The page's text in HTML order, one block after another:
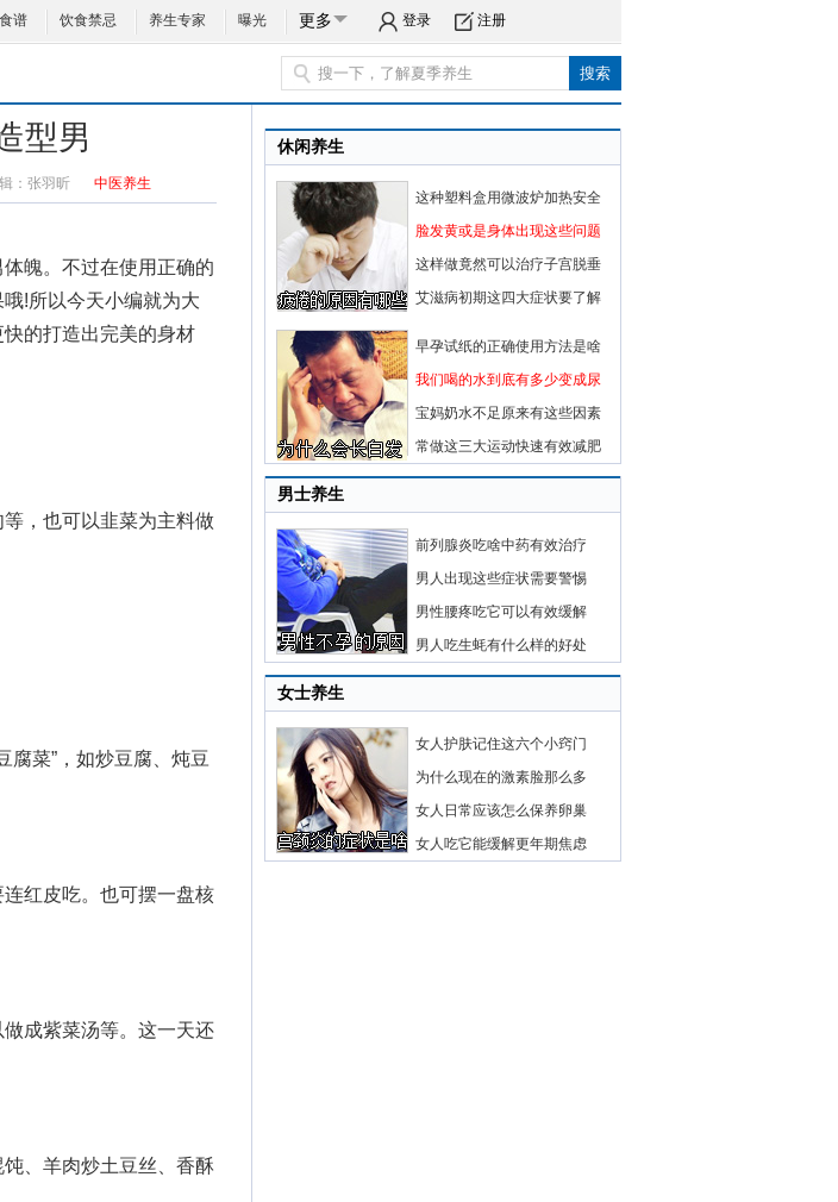
谱 饮食禁忌 养生专家 曝光 更多 登录 注册
型男
： 张羽昕 中医养生
魄。不过在使用正确的
!所以今天小编就为大
的打造出完美的身材
，也可以韭菜为主料做
菜”，如炒豆腐、炖豆
红皮吃。也可摆一盘核
成紫菜汤等。这一天还
、羊肉炒土豆丝、香酥
休闲养生
这种塑料盒用微波炉加热安全
脸发黄或是身体出现这些问题
这样做竟然可以治疗子宫脱垂
艾滋病初期这四大症状要了解
早孕试纸的正确使用方法是啥
我们喝的水到底有多少变成尿
宝妈奶水不足原来有这些因素
常做这三大运动快速有效减肥
男士养生
前列腺炎吃啥中药有效治疗
男人出现这些症状需要警惕
男性腰疼吃它可以有效缓解
男人吃生蚝有什么样的好处
女士养生
女人护肤记住这六个小窍门
为什么现在的激素脸那么多
女人日常应该怎么保养卵巢
女人吃它能缓解更年期焦虑